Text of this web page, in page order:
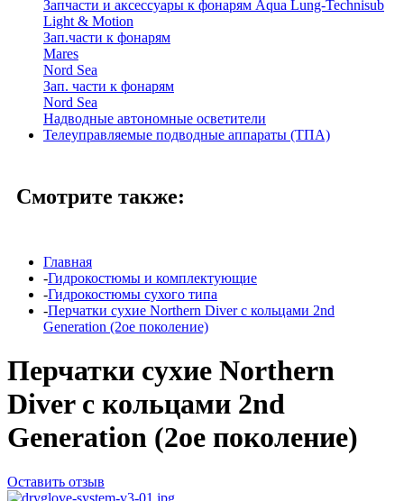
Запчасти и аксессуары к фонарям Aqua Lung-Technisub
Light & Motion
Зап.части к фонарям
Mares
Nord Sea
Зап. части к фонарям
Nord Sea
Надводные автономные осветители
Телеуправляемые подводные аппараты (ТПА)
Смотрите также:
Главная
-Гидрокостюмы и комплектующие
-Гидрокостюмы сухого типа
-Перчатки сухие Northern Diver с кольцами 2nd
Generation (2ое поколение)
Перчатки сухие Northern
Diver с кольцами 2nd
Generation (2ое поколение)
Оставить отзыв